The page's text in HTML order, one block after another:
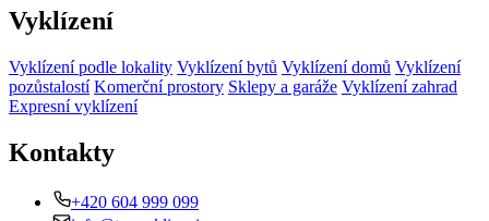
Vyklízení
Vyklízení podle lokality Vyklízení bytů Vyklízení domů Vyklízení
pozůstalostí Komerční prostory Sklepy a garáže Vyklízení zahrad
Expresní vyklízení
Kontakty
+420 604 999 099